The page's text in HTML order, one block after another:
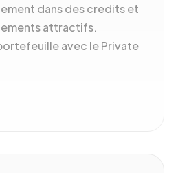
dans des credits et
attractifs.
avec le Private